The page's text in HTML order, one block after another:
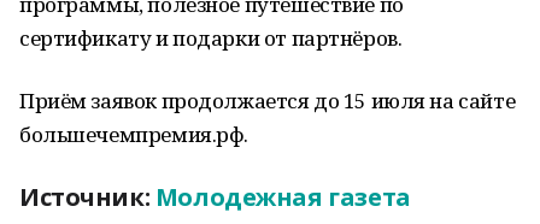
сертификату и подарки от партнёров.
Приём заявок продолжается до 15 июля на сайте
большечемпремия.рф.
Источник: Молодежная газета